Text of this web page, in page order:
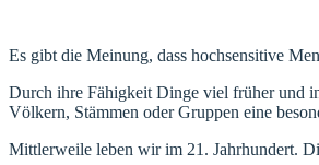
Es gibt die Meinung, dass hochsensitive
Durch ihre Fähigkeit Dinge viel früher und
Völkern, Stämmen oder Gruppen eine
Mittlerweile leben wir im 21. Jahrhundert.